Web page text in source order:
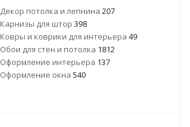
Декор потолка и лепнина 207
Карнизы для штор 398
Ковры и коврики для интерьера 49
Обои для стен и потолка 1812
Оформление интерьера 137
Оформление окна 540